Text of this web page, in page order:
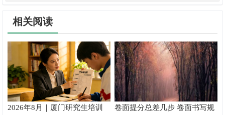
相关阅读
2026年8月｜厦门研究生培训
卷面提分总差几步 卷面书写规